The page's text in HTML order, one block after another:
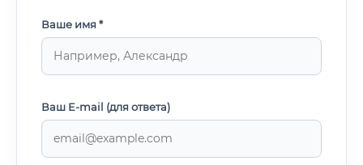
Ваше имя *
Ваш E-mail (для ответа)